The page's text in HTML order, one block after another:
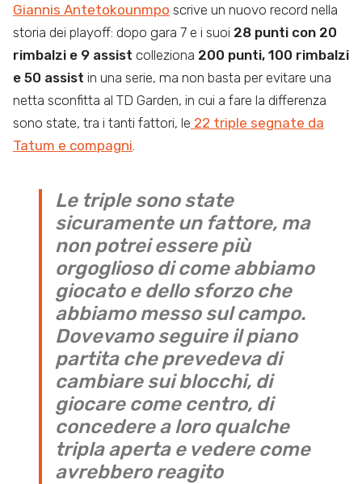
Giannis Antetokounmpo scrive un nuovo record nella
storia dei playoff: dopo gara 7 e i suoi 28 punti con 20
rimbalzi e 9 assist colleziona 200 punti, 100 rimbalzi
e 50 assist in una serie, ma non basta per evitare una
netta sconfitta al TD Garden, in cui a fare la differenza
sono state, tra i tanti fattori, le 22 triple segnate da
Tatum e compagni
Le triple sono state
sicuramente un fattore, ma
non potrei essere più
orgoglioso di come abbiamo
giocato e dello sforzo che
abbiamo messo sul campo.
Dovevamo seguire il piano
partita che prevedeva di
cambiare sui blocchi, di
giocare come centro, di
concedere a loro qualche
tripla aperta e vedere come
avrebbero reagito